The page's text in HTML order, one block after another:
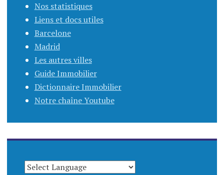
Nos statistiques
Liens et docs utiles
Barcelone
Madrid
Les autres villes
Guide Immobilier
Dictionnaire Immobilier
Notre chaîne Youtube